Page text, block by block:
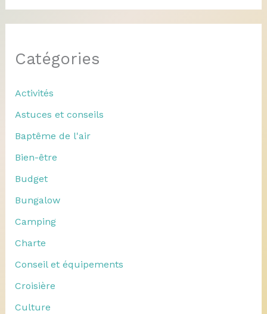
Catégories
Activités
Astuces et conseils
Baptême de l'air
Bien-être
Budget
Bungalow
Camping
Charte
Conseil et équipements
Croisière
Culture